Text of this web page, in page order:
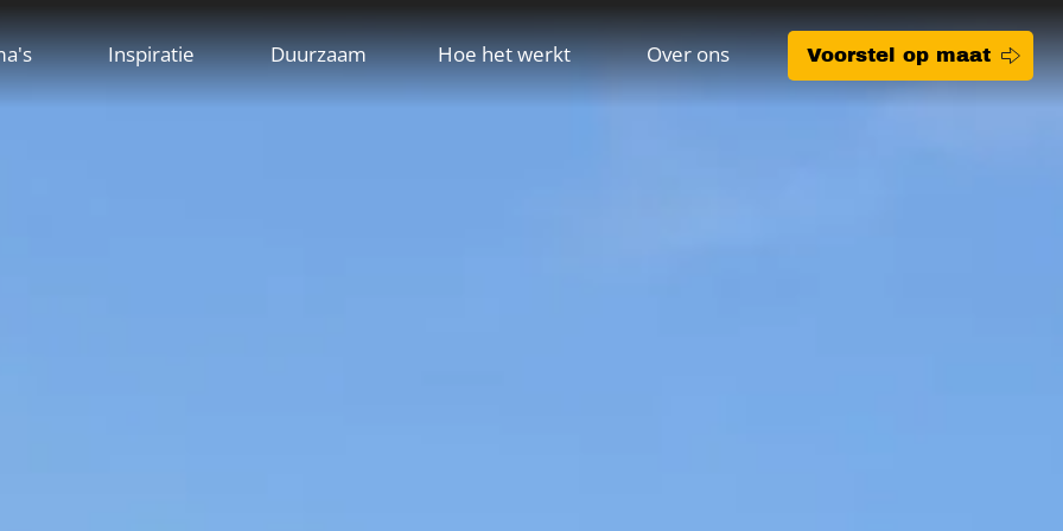
Inspiratie Duurzaam Hoe het werkt Over ons Voorstel op maat